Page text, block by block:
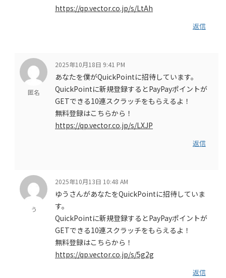
https://qp.vector.co.jp/s/LtAh
返信
匿名
2025年10月18日 9:41 PM
あなたを僕がQuickPointに招待しています。
QuickPointに新規登録するとPayPayポイントが
GETできる10連スクラッチをもらえるよ！
無料登録はこちらから！
https://qp.vector.co.jp/s/LXJP
返信
う
2025年10月13日 10:48 AM
ゆうさんがあなたをQuickPointに招待していま
す。
QuickPointに新規登録するとPayPayポイントが
GETできる10連スクラッチをもらえるよ！
無料登録はこちらから！
https://qp.vector.co.jp/s/5g2g
返信